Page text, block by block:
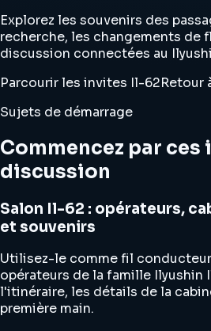
Explorez les souvenirs des
recherche, les changements de
discussion connectées au
Parcourir les invites Il-62Retour
Sujets de démarrage
Commencez par ces
discussion
Salon Il-62 : opérateurs,
et souvenirs
Utilisez-le comme fil
opérateurs de la famille Ilyushin
l'itinéraire, les détails de la
première main.